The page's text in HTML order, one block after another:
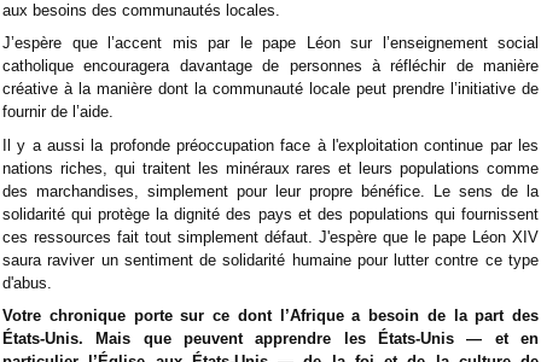
aux besoins des communautés locales.
J’espère que l’accent mis par le pape Léon sur l’enseignement social
catholique encouragera davantage de personnes à réfléchir de manière
créative à la manière dont la communauté locale peut prendre l’initiative de
fournir de l’aide.
Il y a aussi la profonde préoccupation face à l'exploitation continue par les
nations riches, qui traitent les minéraux rares et leurs populations comme
des marchandises, simplement pour leur propre bénéfice. Le sens de la
solidarité qui protège la dignité des pays et des populations qui fournissent
ces ressources fait tout simplement défaut. J'espère que le pape Léon XIV
saura raviver un sentiment de solidarité humaine pour lutter contre ce type
d'abus.
Votre chronique porte sur ce dont l’Afrique a besoin de la part des
États-Unis. Mais que peuvent apprendre les États-Unis — et en